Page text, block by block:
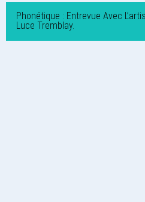
Phonétique : Entrevue Avec
Luce Tremblay.